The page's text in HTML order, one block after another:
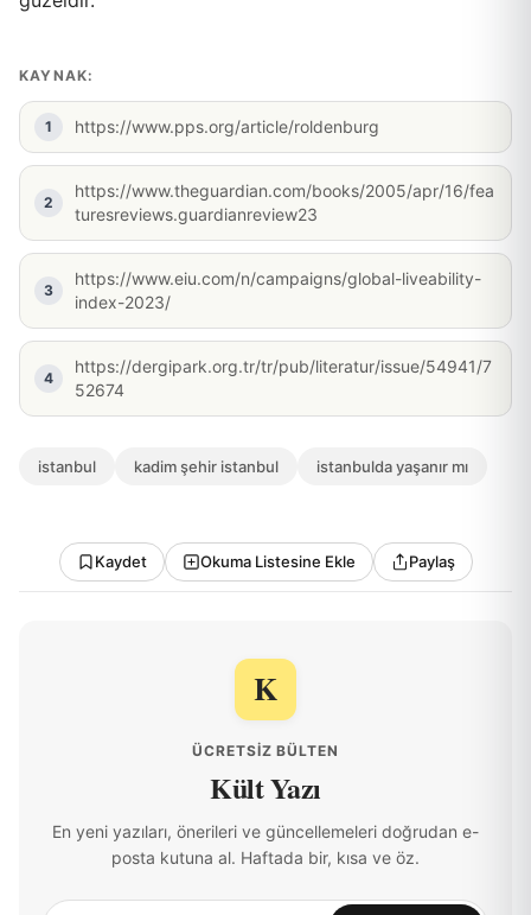
KAYNAK:
https://www.pps.org/article/roldenburg
https://www.theguardian.com/books/2005/apr/16/fea
turesreviews.guardianreview23
https://www.eiu.com/n/campaigns/global-liveability-
index-2023/
https://dergipark.org.tr/tr/pub/literatur/issue/54941/7
52674
istanbul kadim şehir istanbul istanbulda yaşanır mı
Kaydet Okuma Listesine Ekle Paylaş
K
ÜCRETSIZ BÜLTEN
Kült Yazı
En yeni yazıları, önerileri ve güncellemeleri doğrudan e-
posta kutuna al. Haftada bir, kısa ve öz.